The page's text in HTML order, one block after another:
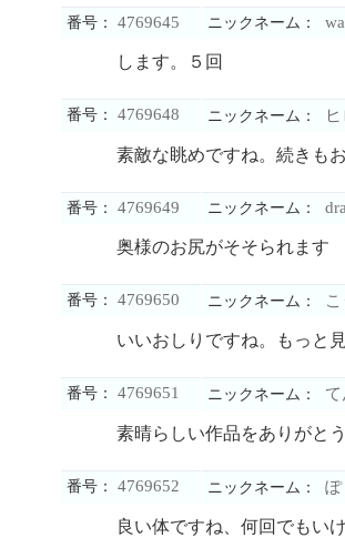
番号： 4769645 ニックネーム：
します。５回
番号： 4769648 ニックネーム：
素敵な眺めですね。続きも
番号： 4769649 ニックネーム：
奥様のお尻がそそられます
番号： 4769650 ニックネーム：
いいおしりですね。もっと
番号： 4769651 ニックネーム：
素晴らしい作品をありがと
番号： 4769652 ニックネーム： ぽ
良い体ですね、何回でもい